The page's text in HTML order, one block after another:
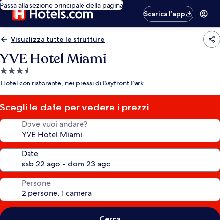
Passa alla sezione principale della pagina
Scarica l’app
Visualizza tutte le strutture
YVE Hotel Miami
Struttura
a
stelle
Hotel con ristorante, nei pressi di Bayfront Park
Scegli le date per vedere i prezzi
Dove vuoi andare?
Date
Persone